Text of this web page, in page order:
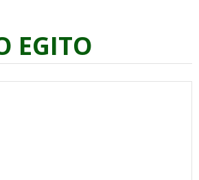
EGITO